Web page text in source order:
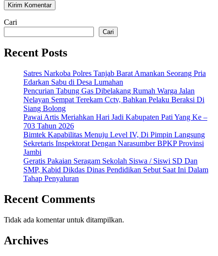
Cari
Cari
Recent Posts
Satres Narkoba Polres Tanjab Barat Amankan Seorang Pria
Edarkan Sabu di Desa Lumahan
Pencurian Tabung Gas Dibelakang Rumah Warga Jalan
Nelayan Sempat Terekam Cctv, Bahkan Pelaku Beraksi Di
Siang Bolong
Pawai Artis Meriahkan Hari Jadi Kabupaten Pati Yang Ke –
703 Tahun 2026
Bimtek Kapabilitas Menuju Level IV, Di Pimpin Langsung
Sekretaris Inspektorat Dengan Narasumber BPKP Provinsi
Jambi
Geratis Pakaian Seragam Sekolah Siswa / Siswi SD Dan
SMP, Kabid Dikdas Dinas Pendidikan Sebut Saat Ini Dalam
Tahap Penyaluran
Recent Comments
Tidak ada komentar untuk ditampilkan.
Archives